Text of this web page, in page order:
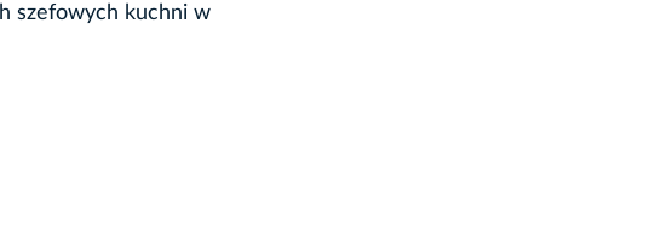
szefowych kuchni w